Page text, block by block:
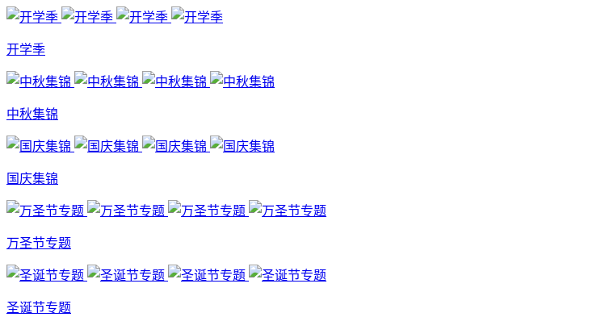
开学季
中秋集锦
国庆集锦
万圣节专题
圣诞节专题